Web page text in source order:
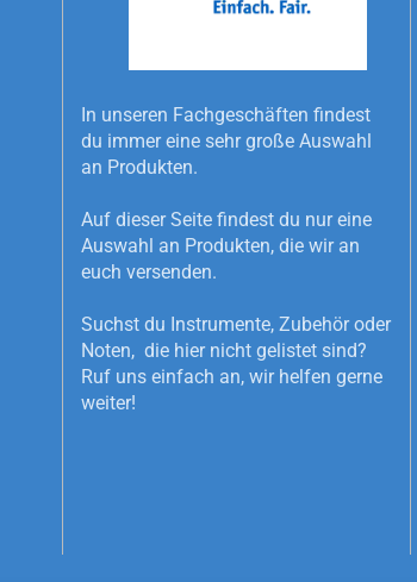
In unseren Fachgeschäften findest
du immer eine sehr große Auswahl
an Produkten.
Auf dieser Seite findest du nur eine
Auswahl an Produkten, die wir an
euch versenden.
Suchst du Instrumente, Zubehör oder
Noten, die hier nicht gelistet sind?
Ruf uns einfach an, wir helfen gerne
weiter!